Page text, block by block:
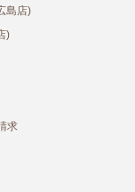
島店)
)
求